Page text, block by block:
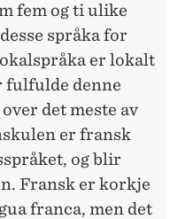
fem og ti ulike
språka for
er lokalt
fulfulde denne
det meste av
er fransk
og blir
Fransk er korkje
franca, men det